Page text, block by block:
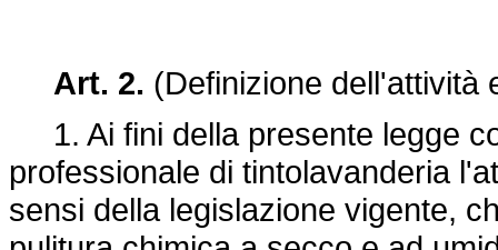
Art. 2. (Definizione dell'attività
1. Ai fini della presente legge
professionale di tintolavanderia
sensi della legislazione vigente,